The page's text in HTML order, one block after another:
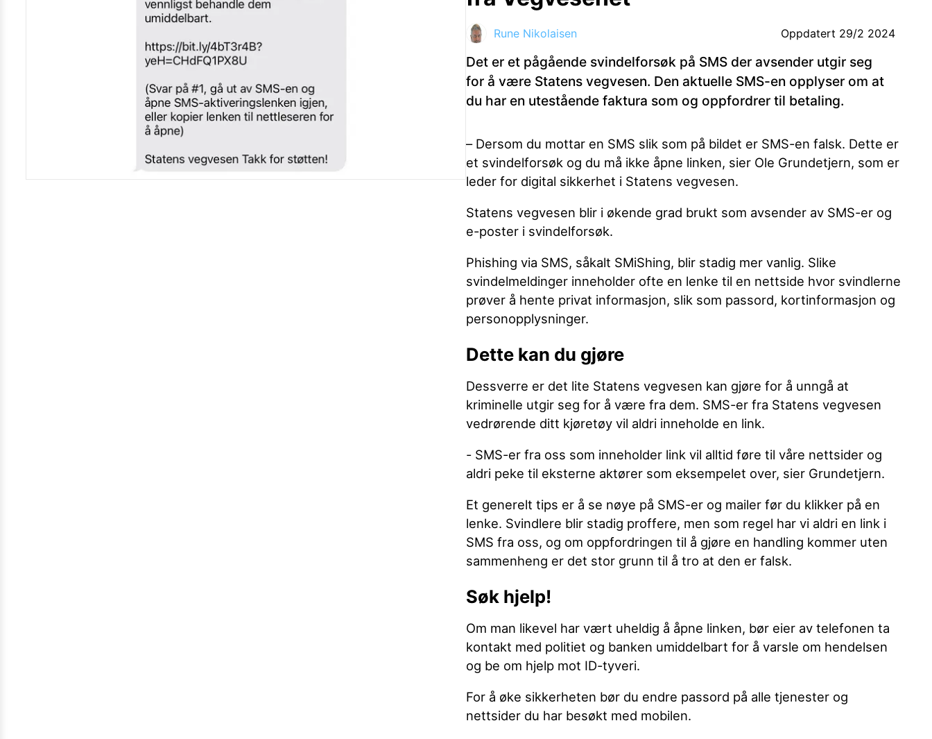
Vil du være med i tipsekonkurransen kan du oppgi kontaktdetaljer i neste steg.
Rune Nikolaisen Oppdatert 29/2 2024
Det er et pågående svindelforsøk på SMS der avsender utgir seg
for å være Statens vegvesen. Den aktuelle SMS-en opplyser om at
du har en utestående faktura som og oppfordrer til betaling.
– Dersom du mottar en SMS slik som på bildet er SMS-en falsk. Dette er
et svindelforsøk og du må ikke åpne linken, sier Ole Grundetjern, som er
leder for digital sikkerhet i Statens vegvesen.
Statens vegvesen blir i økende grad brukt som avsender av SMS-er og
e-poster i svindelforsøk.
Phishing via SMS, såkalt SMiShing, blir stadig mer vanlig. Slike
svindelmeldinger inneholder ofte en lenke til en nettside hvor svindlerne
prøver å hente privat informasjon, slik som passord, kortinformasjon og
personopplysninger.
Dette kan du gjøre
Dessverre er det lite Statens vegvesen kan gjøre for å unngå at
kriminelle utgir seg for å være fra dem. SMS-er fra Statens vegvesen
vedrørende ditt kjøretøy vil aldri inneholde en link.
- SMS-er fra oss som inneholder link vil alltid føre til våre nettsider og
aldri peke til eksterne aktører som eksempelet over, sier Grundetjern.
Et generelt tips er å se nøye på SMS-er og mailer før du klikker på en
lenke. Svindlere blir stadig proffere, men som regel har vi aldri en link i
SMS fra oss, og om oppfordringen til å gjøre en handling kommer uten
sammenheng er det stor grunn til å tro at den er falsk.
Søk hjelp!
Om man likevel har vært uheldig å åpne linken, bør eier av telefonen ta
kontakt med politiet og banken umiddelbart for å varsle om hendelsen
og be om hjelp mot ID-tyveri.
For å øke sikkerheten bør du endre passord på alle tjenester og
nettsider du har besøkt med mobilen.